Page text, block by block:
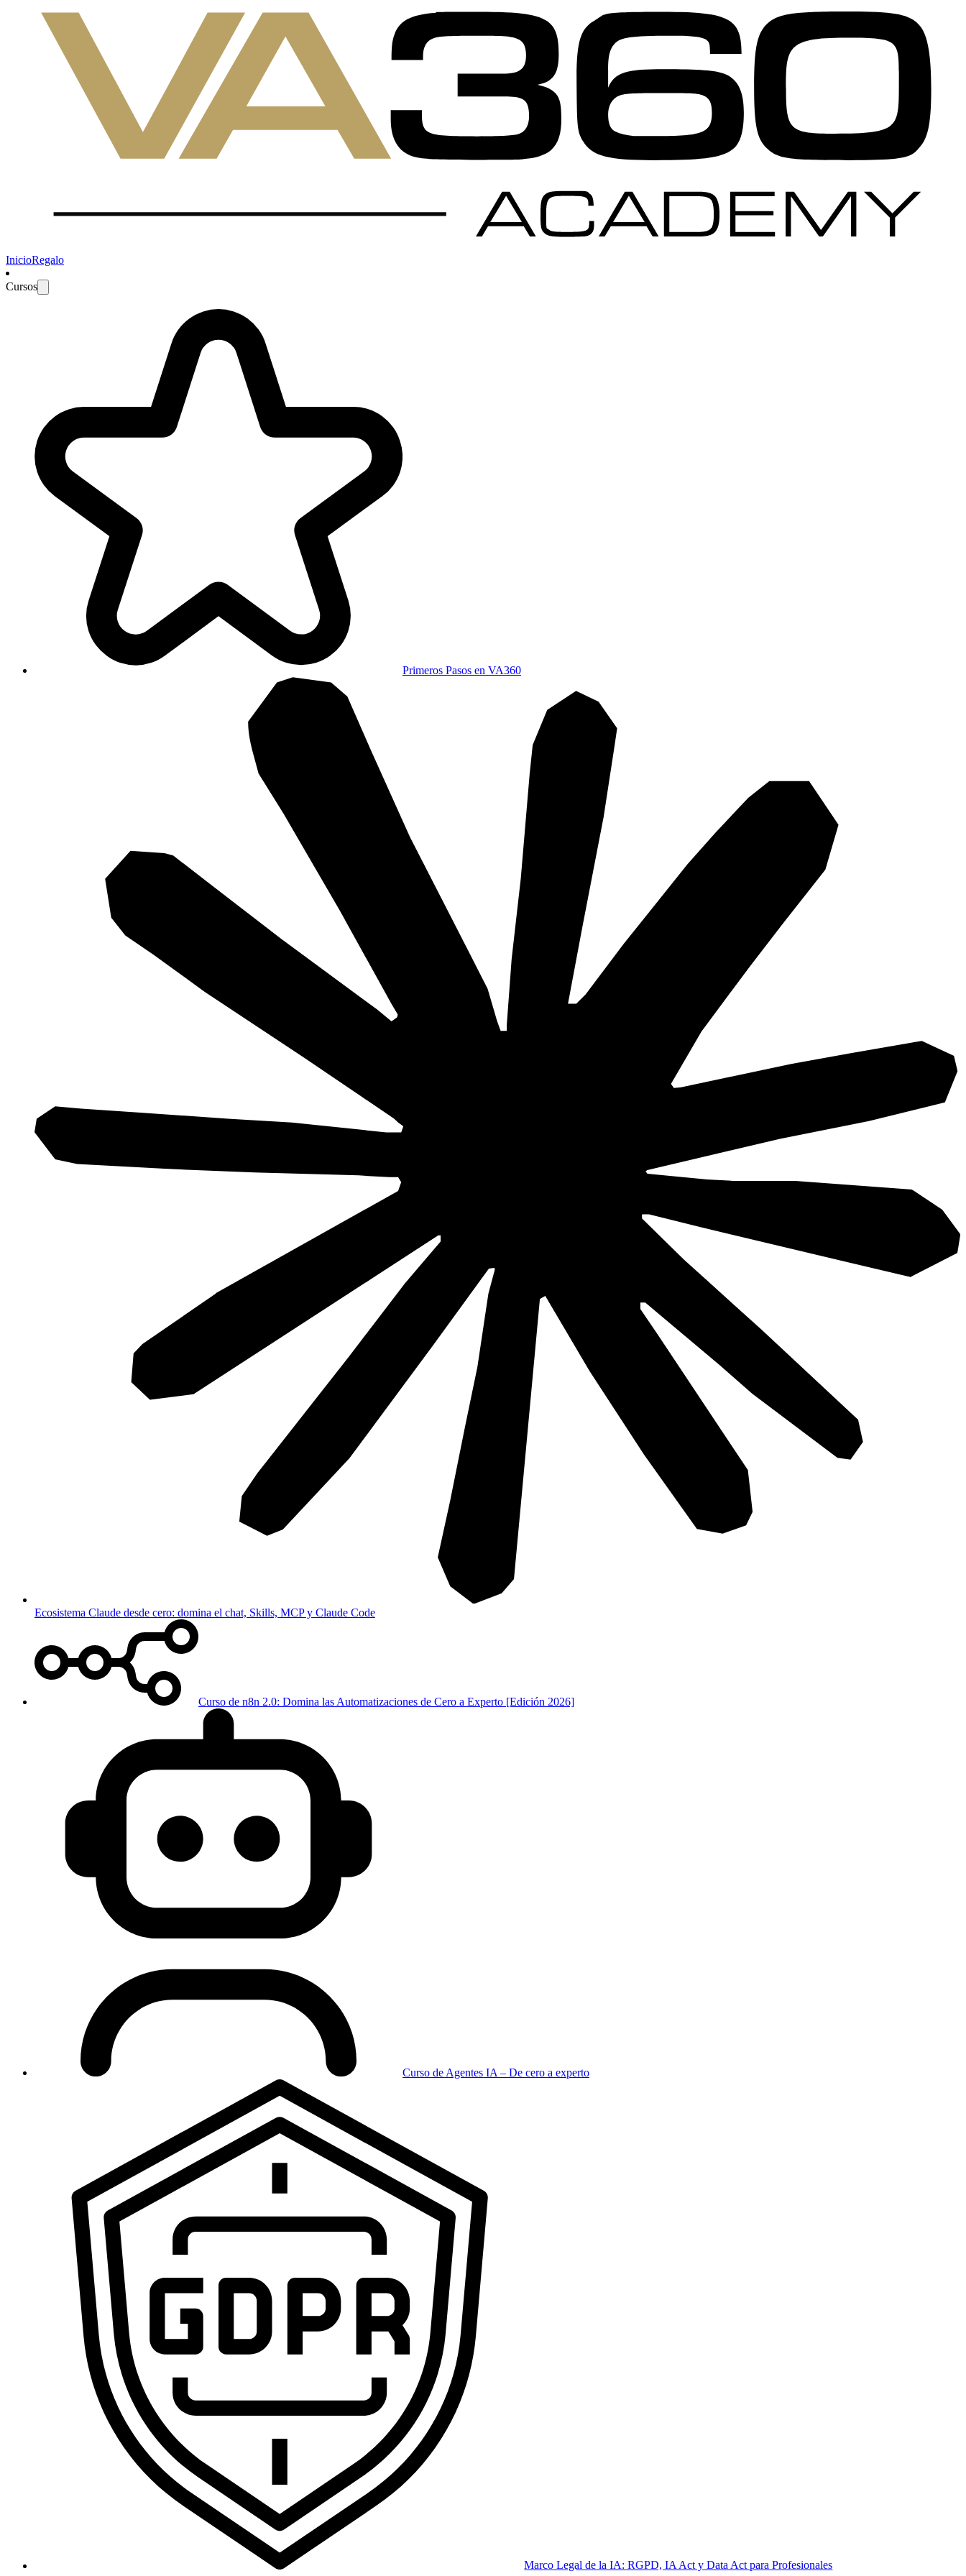
InicioRegalo
Cursos
Primeros Pasos en VA360
Ecosistema Claude desde cero: domina el chat, Skills, MCP y Claude Code
Curso de n8n 2.0: Domina las Automatizaciones de Cero a Experto [Edición 2026]
Curso de Agentes IA – De cero a experto
Marco Legal de la IA: RGPD, IA Act y Data Act para Profesionales
Domina la sistematización con IA y conviértete en el profesional que las empresas se pelean por tener.
Primeros Pasos en VA360
Ecosistema Claude desde cero: domina el chat, Skills, MCP y Claude Code
Curso de n8n 2.0: Domina las Automatizaciones de Cero a Experto [Edición 2026]
Curso de Agentes IA – De cero a experto
Marco Legal de la IA: RGPD, IA Act y Data Act para Profesionales
Curso de VibeCoding de Cero a Experto
Freepik Spaces desde cero: crea, organiza y automatiza contenido
Curso de CapCut de Cero a Experto por Ramon Teleco
Legal y Blog